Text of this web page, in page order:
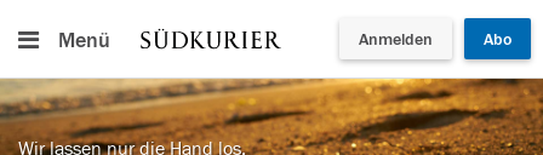
Menü Anmelden Abo
Wir lassen nur die Hand los,